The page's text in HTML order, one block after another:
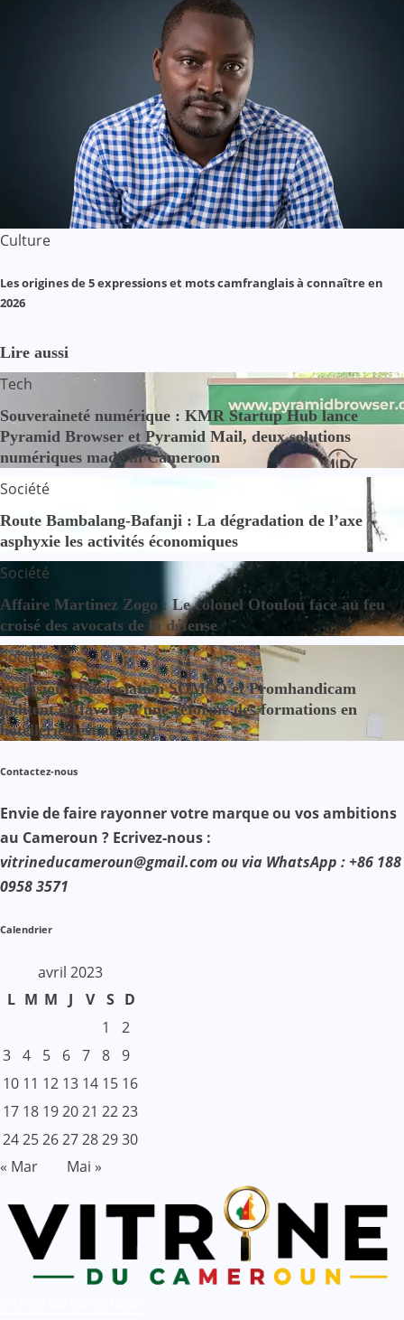
Culture
Les origines de 5 expressions et mots camfranglais à connaître en
2026
Lire aussi
Tech
Souveraineté numérique : KMR Startup Hub lance
Pyramid Browser et Pyramid Mail, deux solutions
numériques made in Cameroon
Société
Route Bambalang-Bafanji : La dégradation de l’axe
asphyxie les activités économiques
Société
Affaire Martinez Zogo : Le colonel Otoulou face au feu
croisé des avocats de la défense
Société
Inclusion : l’association SOMSO et Promhandicam
militent en faveur d’une réforme des formations en
hôtellerie-restauration
Contactez-nous
Envie de faire rayonner votre marque ou vos ambitions
au Cameroun ? Ecrivez-nous :
vitrineducameroun@gmail.com ou via WhatsApp : +86 188
0958 3571
Calendrier
avril 2023
L M M J V S D
1
2
3 4 5 6 7 8 9
10 11 12 13 14 15 16
17 18 192021 2223
24252627282930
« Mar
Mai »